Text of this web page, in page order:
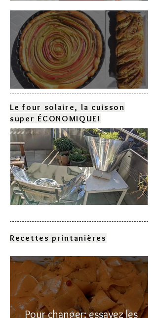
Cocotte sucrée-salée
Deux gâteaux à la rhubarbe
Le four solaire, la cuisson
super ÉCONOMIQUE!
Comment choisir son four
solaire?
Recettes printanières
Pour changer: essayez les